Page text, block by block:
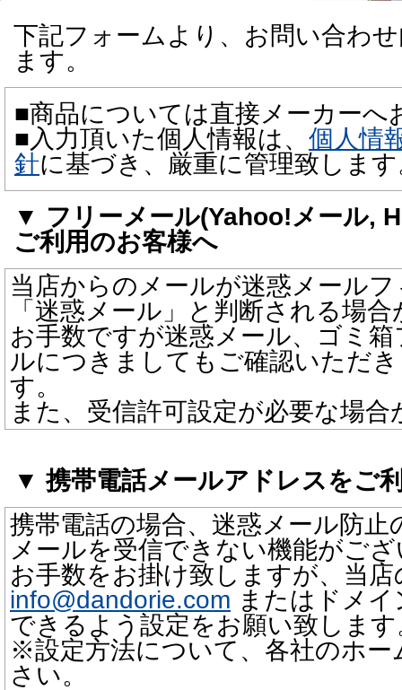
下記フォームより、お問い合わ
ます。
■商品については直接メーカーへ
■入力頂いた個人情報は、 個人情
針に基づき、厳重に管理致しま
▼ フリーメール(Yahoo!メール,
ご利用のお客様へ
当店からのメールが迷惑メール
「迷惑メール」と判断される場
お手数ですが迷惑メール、ゴミ
ルにつきましてもご確認いただ
す。
また、受信許可設定が必要な場
▼ 携帯電話メールアドレスをご
携帯電話の場合、迷惑メール防
メールを受信できない機能がご
お手数をお掛け致しますが、当
info@dandorie.com またはドメ
できるよう設定をお願い致します
※設定方法について、各社のホー
さい。